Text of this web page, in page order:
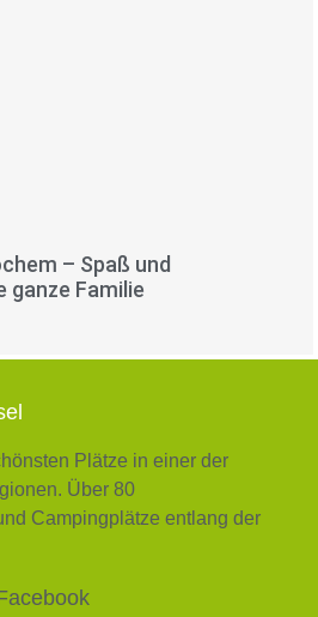
– Spaß und
ganze Familie
Plätze in einer der
Über 80
Campingplätze entlang der